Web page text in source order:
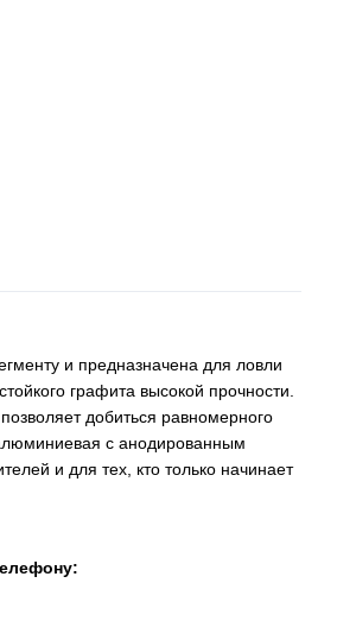
и предназначена для ловли
графита высокой прочности.
добиться равномерного
с анодированным
и для тех, кто только начинает